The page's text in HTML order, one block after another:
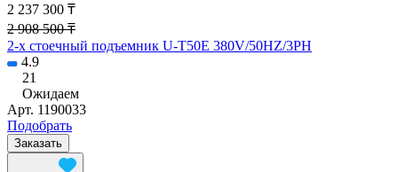
2 237 300 ₸
2 908 500 ₸
2-х стоечный подъемник U-T50E 380V/50HZ/3PH
4.9
21
Ожидаем
Арт. 1190033
Подобрать
Заказать